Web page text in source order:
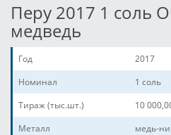
Перу 2017 1 соль
медведь
Год
2017
Номинал
1 соль
Тираж (тыс.шт.)
10
Металл
медь-